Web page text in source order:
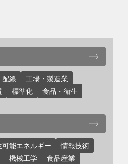
線
工場・製造業
標準化
食品・衛生
可能エネルギー
情報技術
機械工学
食品産業